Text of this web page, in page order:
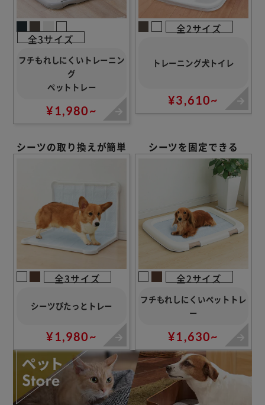
全3サイズ
フチもれしにくいトレーニン
グ
ペットトレー
¥1,980~
全2サイズ
トレーニング犬トイレ
¥3,610~
シーツの取り換えが簡単
全3サイズ
シーツぴたっとトレー
¥1,980~
シーツを固定できる
全2サイズ
フチもれしにくいペットトレ
ー
¥1,630~